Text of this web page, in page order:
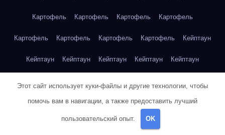
Картофель Картофель Картофель Картофель
Картофель Картофель Картофель Картофель Кейптаун
Кейптаун Кейптаун Кейптаун Кейптаун Кейптаун
Кейптаун Кейптаун Кейптаун Кейптаун Кейптаун
Кейптаун Кейптаун Кейптаун
Этот сайт использует куки-файлы и другие технологии, чтобы
помочь вам в навигации, а также предоставить лучший
пользовательский опыт. OK